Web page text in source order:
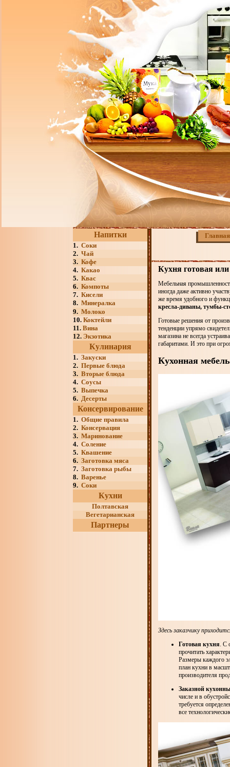
Напитки
1. Соки
2. Чай
3. Кофе
4. Какао
5. Квас
6. Компоты
7. Кисели
8. Минералка
9. Молоко
10. Коктейли
11. Вина
12. Экзотика
Кулинария
1. Закуски
2. Первые блюда
3. Вторые блюда
4. Соусы
5. Выпечка
6. Десерты
Консервирование
1. Общие правила
2. Консервация
3. Маринование
4. Соление
5. Квашение
6. Заготовка мяса
7. Заготовка рыбы
8. Варенье
9. Соки
Кухни
Полтавская
Вегетарианская
Партнеры
Главная
Кухня готовая
Мебельная
иногда даже активно
же время удобного и
кресла-диваны, тумбы-
Готовые решения от
тенденции упрямо
магазина не всегда
габаритами. И это при
Кухонная
Здесь заказчику
Готовая кухня. С
прочитать
Размеры каждого
план кухни в
производителя
Заказной
числе и в
требуется
все